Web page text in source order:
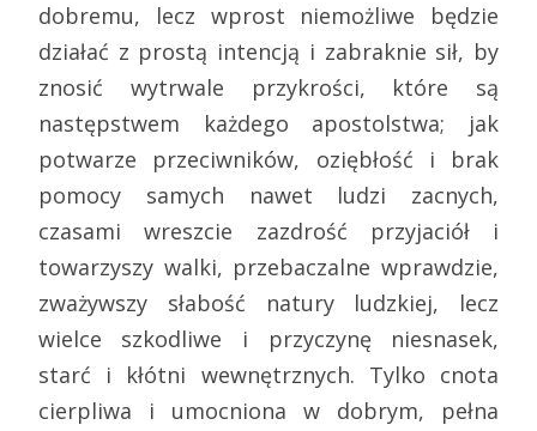
dobremu, lecz wprost niemożliwe będzie
działać z prostą intencją i zabraknie sił, by
znosić wytrwale przykrości, które są
następstwem każdego apostolstwa; jak
potwarze przeciwników, oziębłość i brak
pomocy samych nawet ludzi zacnych,
czasami wreszcie zazdrość przyjaciół i
towarzyszy walki, przebaczalne wprawdzie,
zważywszy słabość natury ludzkiej, lecz
wielce szkodliwe i przyczynę niesnasek,
starć i kłótni wewnętrznych. Tylko cnota
cierpliwa i umocniona w dobrym, pełna